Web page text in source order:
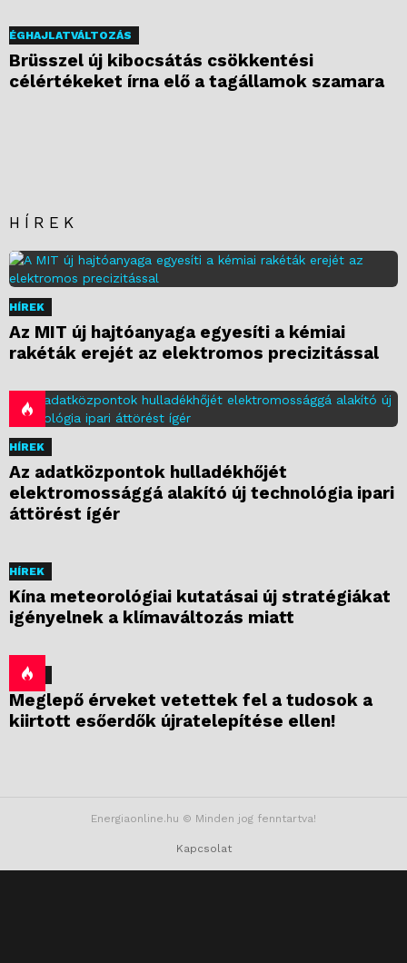
ÉGHAJLATVÁLTOZÁS
Brüsszel új kibocsátás csökkentési
célértékeket írna elő a tagállamok szamara
HÍREK
HÍREK
Az MIT új hajtóanyaga egyesíti a kémiai
rakéták erejét az elektromos precizitással
HÍREK
Az adatközpontok hulladékhőjét
elektromossággá alakító új technológia ipari
áttörést ígér
HÍREK
Kína meteorológiai kutatásai új stratégiákat
igényelnek a klímaváltozás miatt
HÍREK
Meglepő érveket vetettek fel a tudosok a
kiirtott esőerdők újratelepítése ellen!
Energiaonline.hu © Minden jog fenntartva!
Kapcsolat